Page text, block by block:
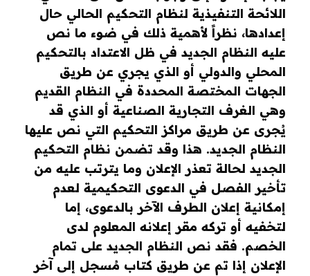
اللائحة التنفيذية لنظام التحكيم الحالي حال
إعدادها، نظراً لأهمية ذلك في ضوء ما نص
عليه النظام الجديد في ظل الاعتداد بالتحكيم
المحلي والدولي أو الذي يجري عن طريق
الجهات المختصة المحددة في النظام القديم
وهي الغرف التجارية الصناعية أو الذي قد
يُجرى عن طريق مراكز التحكيم التي نص عليها
النظام الجديد. هذا وقد تضمن نظام التحكيم
الجديد لحالة تعذر الإعلان وما يترتب عليه من
تأخير الفصل في الدعوى التحكيمية لعدم
إمكانية إعلان الطرف الآخر بالدعوى، إما
لتخفيه أو تركه مقر إعلانه المعلوم لدى
الخصم. فقد نص النظام الجديد على تمام
الإعلان إذا تم عن طريق كتاب مُسجل إلى آخر